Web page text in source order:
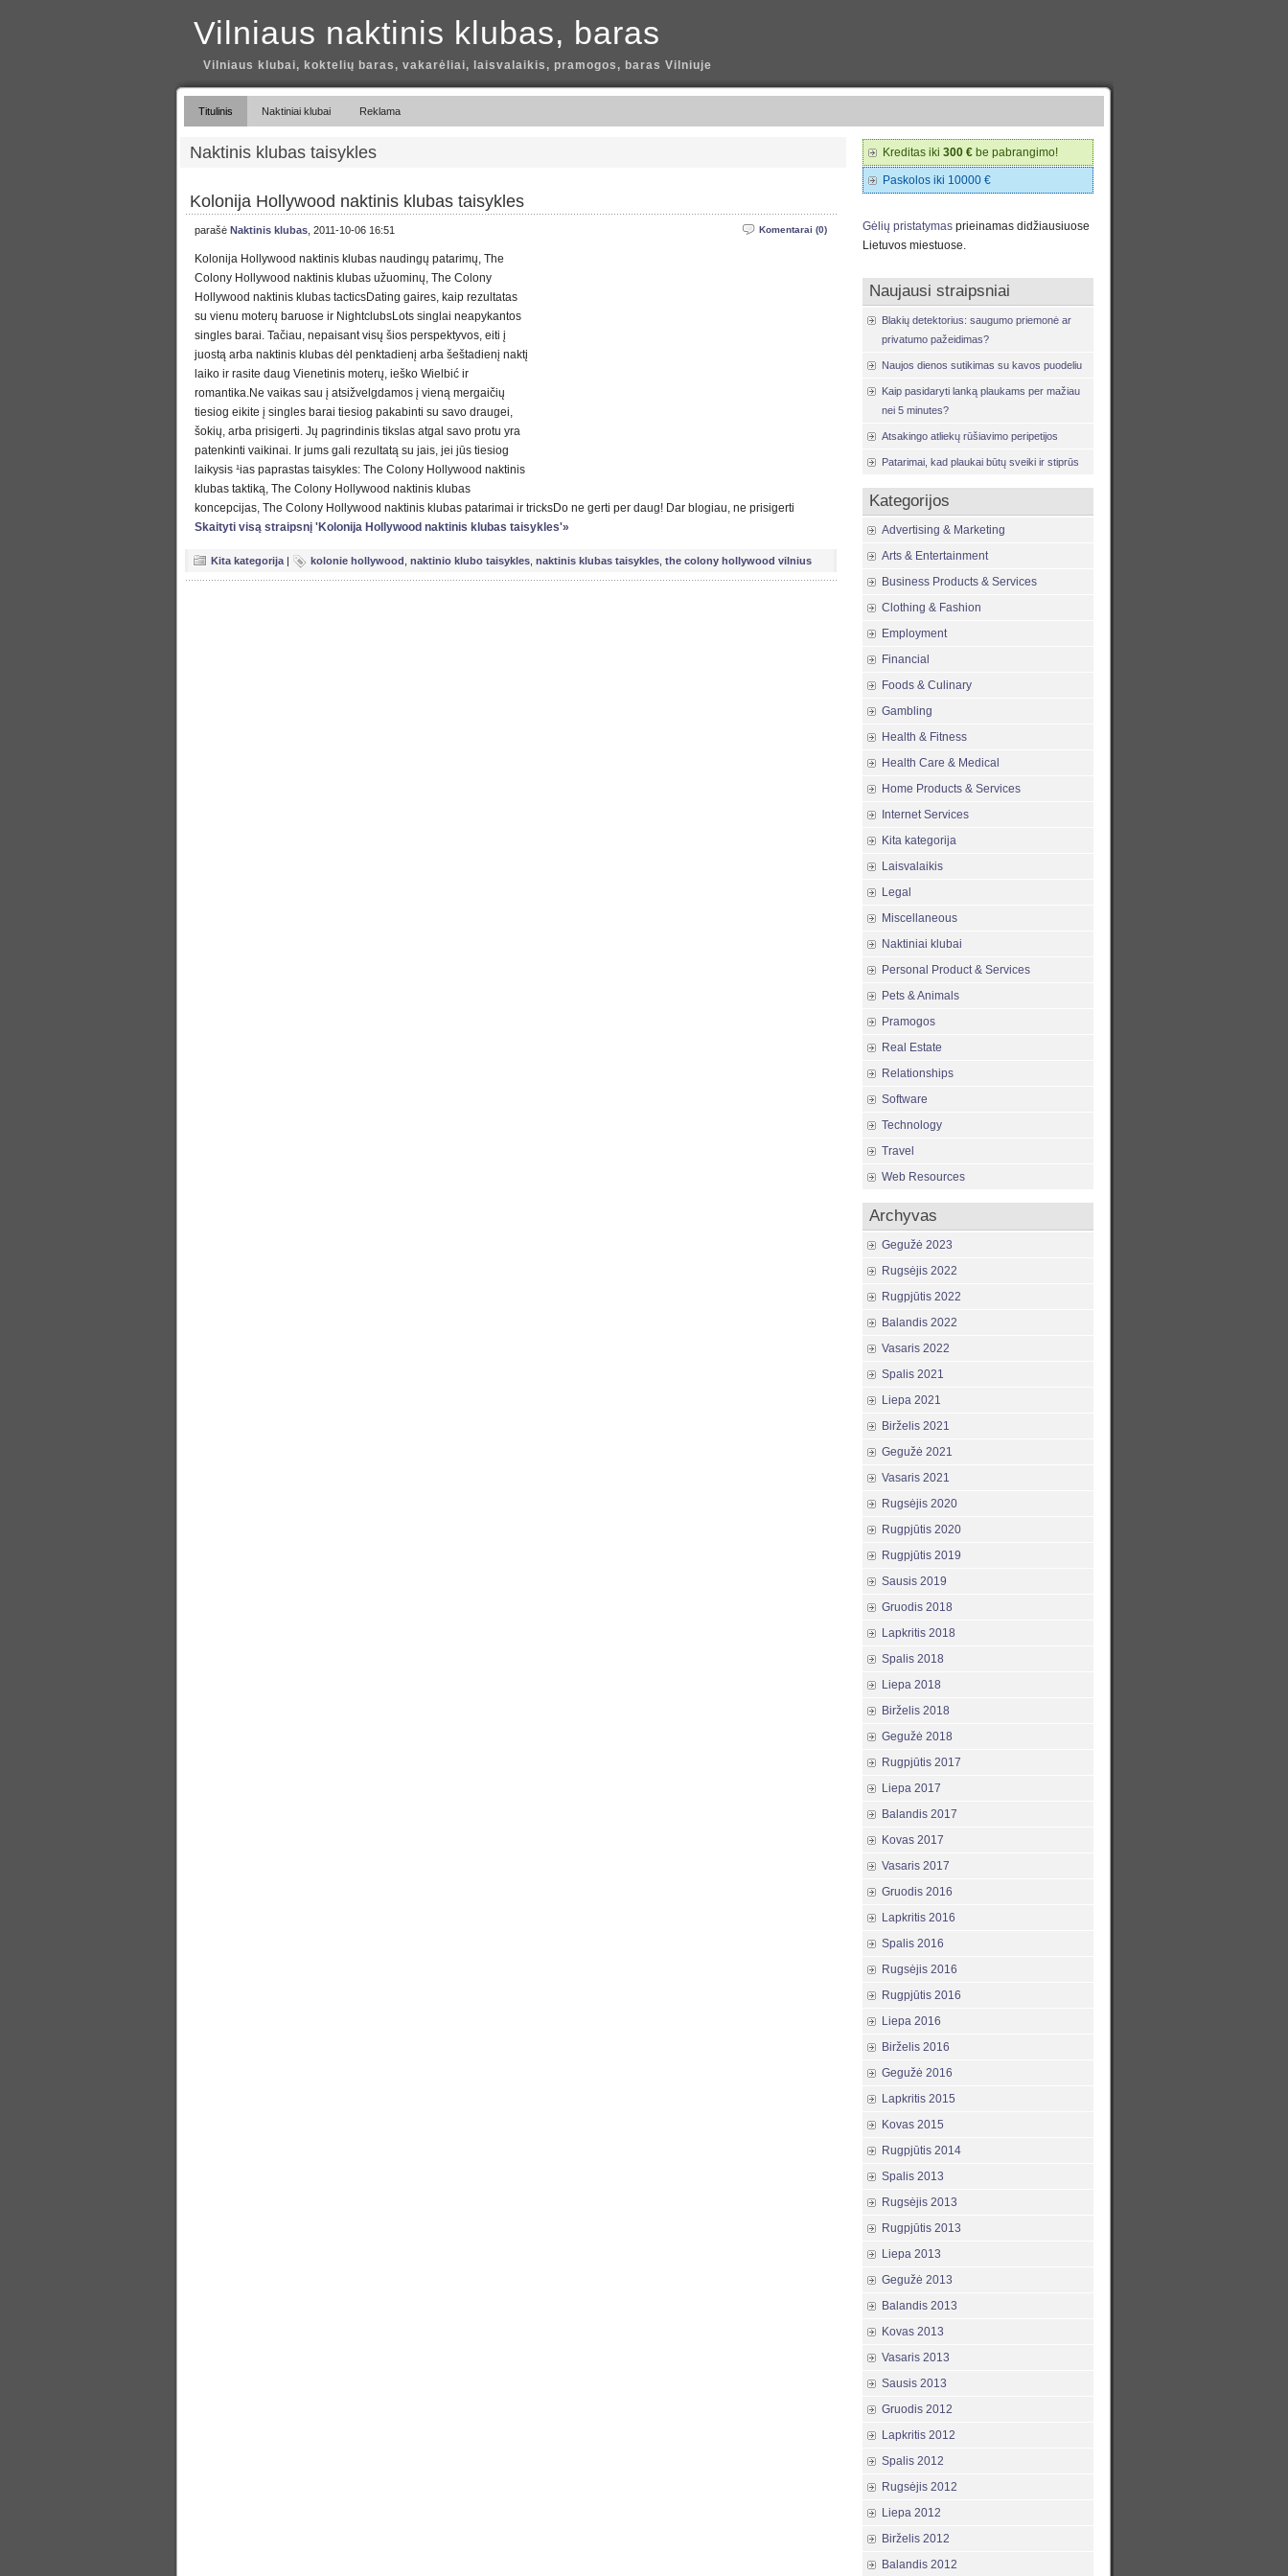
Vilniaus naktinis klubas, baras
Vilniaus klubai, koktelių baras, vakarėliai, laisvalaikis, pramogos, baras Vilniuje
Titulinis Naktiniai klubai Reklama
Naktinis klubas taisykles
Kolonija Hollywood naktinis klubas taisykles
Komentarai (0)
parašė Naktinis klubas , 2011-10-06 16:51
Kolonija Hollywood naktinis klubas naudingų patarimų, The
Colony Hollywood naktinis klubas užuominų, The Colony
Hollywood naktinis klubas tacticsDating gaires, kaip rezultatas
su vienu moterų baruose ir NightclubsLots singlai neapykantos
singles barai. Tačiau, nepaisant visų šios perspektyvos, eiti į
juostą arba naktinis klubas dėl penktadienį arba šeštadienį naktį
laiko ir rasite daug Vienetinis moterų, ieško Wielbić ir
romantika.Ne vaikas sau į atsižvelgdamos į vieną mergaičių
tiesiog eikite į singles barai tiesiog pakabinti su savo draugei,
šokių, arba prisigerti. Jų pagrindinis tikslas atgal savo protu yra
patenkinti vaikinai. Ir jums gali rezultatą su jais, jei jūs tiesiog
laikysis ¹ias paprastas taisykles: The Colony Hollywood naktinis
klubas taktiką, The Colony Hollywood naktinis klubas
koncepcijas, The Colony Hollywood naktinis klubas patarimai ir tricksDo ne gerti per daug! Dar blogiau, ne prisigerti
Skaityti visą straipsnį 'Kolonija Hollywood naktinis klubas taisykles'»
Kita kategorija | kolonie hollywood naktinio klubo taisykles naktinis klubas taisykles the colony hollywood vilnius
Kreditas iki 300 € be pabrangimo!
Paskolos iki 10000 €
Gėlių pristatymas prieinamas didžiausiuose
Lietuvos miestuose.
Naujausi straipsniai
Blakių detektorius: saugumo priemonė ar
privatumo pažeidimas?
Naujos dienos sutikimas su kavos puodeliu
Kaip pasidaryti lanką plaukams per mažiau
nei 5 minutes?
Atsakingo atliekų rūšiavimo peripetijos
Patarimai, kad plaukai būtų sveiki ir stiprūs
Kategorijos
Advertising & Marketing
Arts & Entertainment
Business Products & Services
Clothing & Fashion
Employment
Financial
Foods & Culinary
Gambling
Health & Fitness
Health Care & Medical
Home Products & Services
Internet Services
Kita kategorija
Laisvalaikis
Legal
Miscellaneous
Naktiniai klubai
Personal Product & Services
Pets & Animals
Pramogos
Real Estate
Relationships
Software
Technology
Travel
Web Resources
Archyvas
Gegužė 2023
Rugsėjis 2022
Rugpjūtis 2022
Balandis 2022
Vasaris 2022
Spalis 2021
Liepa 2021
Birželis 2021
Gegužė 2021
Vasaris 2021
Rugsėjis 2020
Rugpjūtis 2020
Rugpjūtis 2019
Sausis 2019
Gruodis 2018
Lapkritis 2018
Spalis 2018
Liepa 2018
Birželis 2018
Gegužė 2018
Rugpjūtis 2017
Liepa 2017
Balandis 2017
Kovas 2017
Vasaris 2017
Gruodis 2016
Lapkritis 2016
Spalis 2016
Rugsėjis 2016
Rugpjūtis 2016
Liepa 2016
Birželis 2016
Gegužė 2016
Lapkritis 2015
Kovas 2015
Rugpjūtis 2014
Spalis 2013
Rugsėjis 2013
Rugpjūtis 2013
Liepa 2013
Gegužė 2013
Balandis 2013
Kovas 2013
Vasaris 2013
Sausis 2013
Gruodis 2012
Lapkritis 2012
Spalis 2012
Rugsėjis 2012
Liepa 2012
Birželis 2012
Balandis 2012